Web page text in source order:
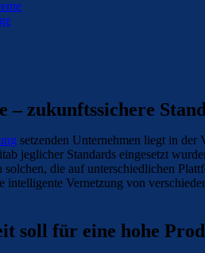
– zukunftssichere
setzenden Unternehmen liegt in
jeglicher Standards eingesetzt
die auf unterschiedlichen
intelligente Vernetzung von
soll für eine hohe